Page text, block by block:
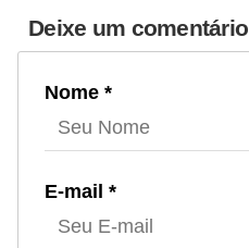
Deixe um comentário
Nome *
E-mail *